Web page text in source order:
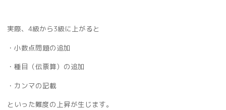
実際、4級から3級に上がると
・小数点問題の追加
・種目（伝票算）の追加
・カンマの記載
といった難度の上昇が生じます。